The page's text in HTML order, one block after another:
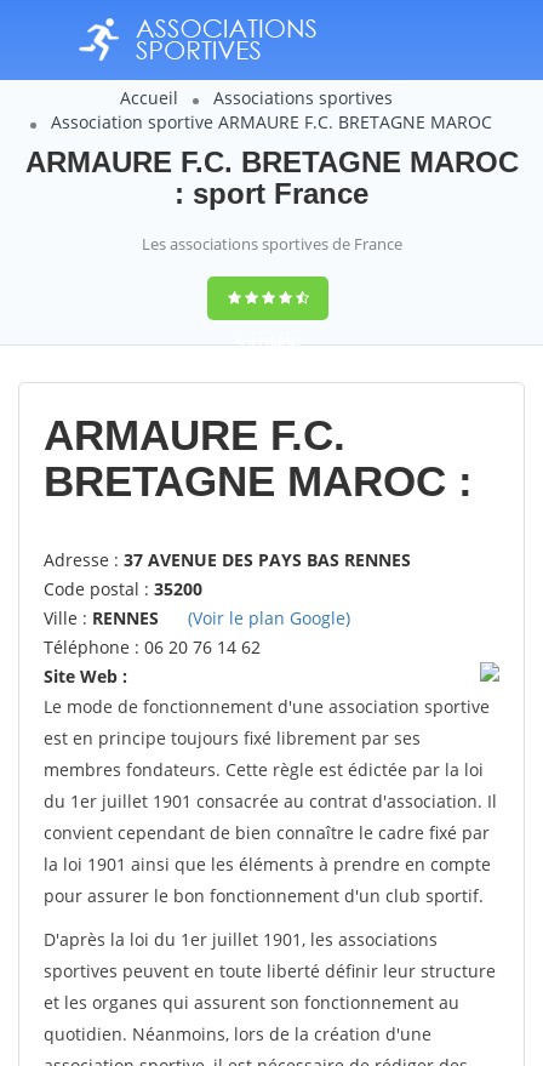
Accueil
Associations sportives
Association sportive ARMAURE F.C. BRETAGNE MAROC
ARMAURE F.C. BRETAGNE MAROC
: sport France
Les associations sportives de France
9,4(100%)
14358votes
ARMAURE F.C.
BRETAGNE MAROC :
Adresse : 37 AVENUE DES PAYS BAS RENNES
Code postal : 35200
Ville : RENNES
(Voir le plan Google)
Téléphone : 06 20 76 14 62
Site Web :
Le mode de fonctionnement d'une association sportive
est en principe toujours fixé librement par ses
membres fondateurs. Cette règle est édictée par la loi
du 1er juillet 1901 consacrée au contrat d'association. Il
convient cependant de bien connaître le cadre fixé par
la loi 1901 ainsi que les éléments à prendre en compte
pour assurer le bon fonctionnement d'un club sportif.
D'après la loi du 1er juillet 1901, les associations
sportives peuvent en toute liberté définir leur structure
et les organes qui assurent son fonctionnement au
quotidien. Néanmoins, lors de la création d'une